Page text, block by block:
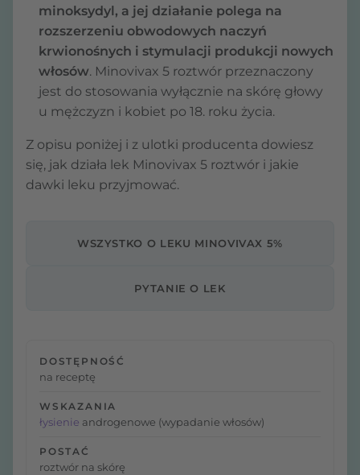
minoksydyl, a jej działanie polega na
rozszerzeniu obwodowych naczyń
krwionośnych i stymulacji produkcji nowych
włosów. Minovivax 5 roztwór przeznaczony
jest do stosowania wyłącznie na skórę głowy
u mężczyzn i kobiet po 18. roku życia.
Z opisu poniżej i z ulotki producenta dowiesz
się, jak działa lek Minovivax 5 roztwór i jakie
dawki leku przyjmować.
WSZYSTKO O LEKU MINOVIVAX 5%
PYTANIE O LEK
DOSTĘPNOŚĆ
na receptę
WSKAZANIA
łysienie androgenowe (wypadanie włosów)
POSTAĆ
roztwór na skórę